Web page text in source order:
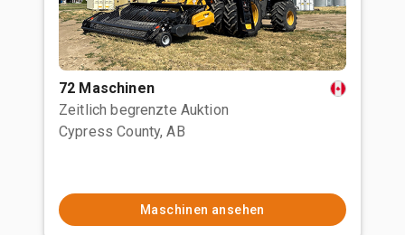
72 Maschinen
Zeitlich begrenzte Auktion
Cypress County, AB
Maschinen ansehen